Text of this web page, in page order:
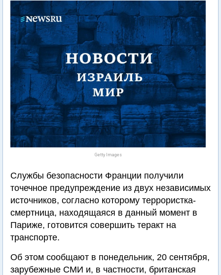
Getty Images
Службы безопасности Франции получили
точечное предупреждение из двух независимых
источников, согласно которому террористка-
смертница, находящаяся в данный момент в
Париже, готовится совершить теракт на
транспорте.
Об этом сообщают в понедельник, 20 сентября,
зарубежные СМИ и, в частности, британская